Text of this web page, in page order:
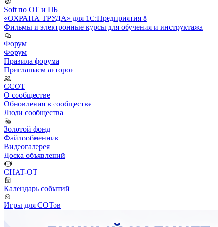
Soft по ОТ и ПБ
«ОХРАНА ТРУДА» для 1С:Предприятия 8
Фильмы и электронные курсы для обучения и инструктажа
Форум
Форум
Правила форума
Приглашаем авторов
ССОТ
О сообществе
Обновления в сообществе
Люди сообщества
Золотой фонд
Файлообменник
Видеогалерея
Доска объявлений
CHAT-OT
Календарь событий
Игры для СОТов